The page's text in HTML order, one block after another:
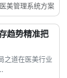
医美管理系统方案
趋势精准把
之道在医美行业